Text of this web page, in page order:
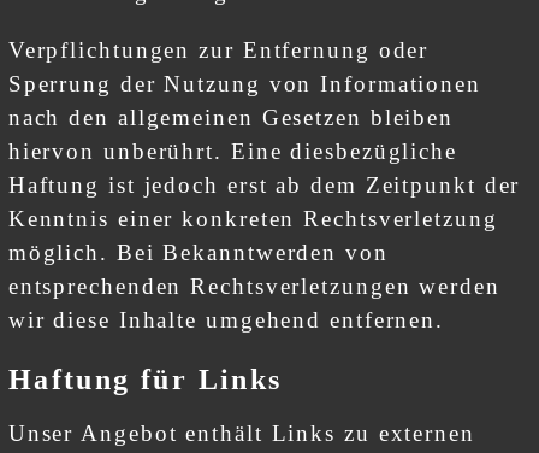
Verpflichtungen zur Entfernung oder
Sperrung der Nutzung von Informationen
nach den allgemeinen Gesetzen bleiben
hiervon unberührt. Eine diesbezügliche
Haftung ist jedoch erst ab dem Zeitpunkt der
Kenntnis einer konkreten Rechtsverletzung
möglich. Bei Bekanntwerden von
entsprechenden Rechtsverletzungen werden
wir diese Inhalte umgehend entfernen.
Haftung für Links
Unser Angebot enthält Links zu externen